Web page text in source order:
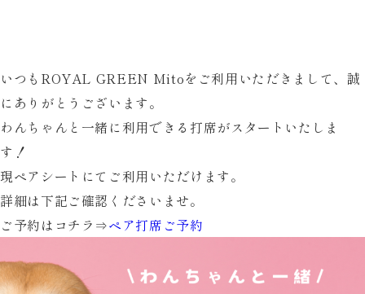
いつもROYAL GREEN Mitoをご利用いただきまして、誠
にありがとうございます。
わんちゃんと一緒に利用できる打席がスタートいたしま
す！
現ペアシートにてご利用いただけます。
詳細は下記ご確認くださいませ。
ご予約はコチラ⇒ペア打席ご予約